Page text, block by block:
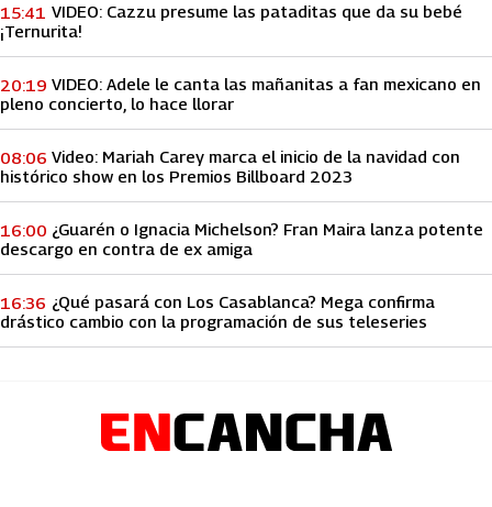
VIDEO: Cazzu presume las pataditas que da su bebé
¡Ternurita!
15:41
VIDEO: Adele le canta las mañanitas a fan mexicano en
pleno concierto, lo hace llorar
20:19
Video: Mariah Carey marca el inicio de la navidad con
histórico show en los Premios Billboard 2023
08:06
¿Guarén o Ignacia Michelson? Fran Maira lanza potente
descargo en contra de ex amiga
16:00
¿Qué pasará con Los Casablanca? Mega confirma
drástico cambio con la programación de sus teleseries
16:36